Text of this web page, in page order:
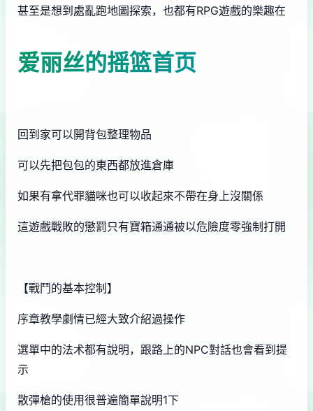
甚至是想到處亂跑地圖探索，也都有RPG遊戲的樂趣在
爱丽丝的摇篮首页
回到家可以開背包整理物品
可以先把包包的東西都放進倉庫
如果有拿代罪貓咪也可以收起來不帶在身上沒關係
這遊戲戰敗的懲罰只有寶箱通通被以危險度零強制打開
【戰鬥的基本控制】
序章教學劇情已經大致介紹過操作
選單中的法术都有說明，跟路上的NPC對話也會看到提
示
散彈槍的使用很普遍簡單說明1下